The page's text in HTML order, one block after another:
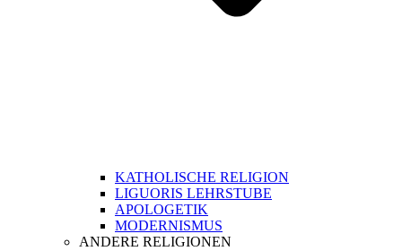
KATHOLISCHE RELIGION
LIGUORIS LEHRSTUBE
APOLOGETIK
MODERNISMUS
ANDERE RELIGIONEN